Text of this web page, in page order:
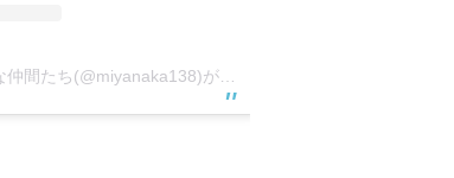
一宮のゆかいな仲間たち(@miyanaka138)がシェアした投稿